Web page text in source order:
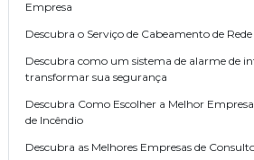
Empresa
Descubra o Serviço de Cabeamento de
Descubra como um sistema de alarme de
transformar sua segurança
Descubra Como Escolher a Melhor
de Incêndio
Descubra as Melhores Empresas de